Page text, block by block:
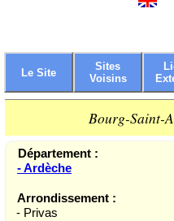
Le Site
Sites
Voisins
Bourg-Saint-
Département :
- Ardèche
Arrondissement :
- Privas